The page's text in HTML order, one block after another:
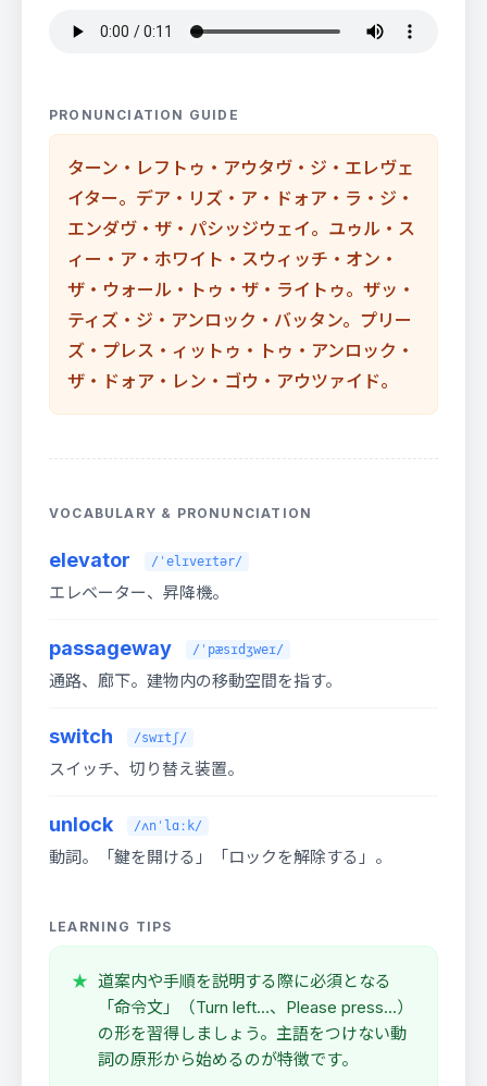
PRONUNCIATION GUIDE
ターン・レフトゥ・アウタヴ・ジ・エレヴェ
イター。デア・リズ・ア・ドォア・ラ・ジ・
エンダヴ・ザ・パシッジウェイ。ユゥル・ス
ィー・ア・ホワイト・スウィッチ・オン・
ザ・ウォール・トゥ・ザ・ライトゥ。ザッ・
ティズ・ジ・アンロック・バッタン。プリー
ズ・プレス・ィットゥ・トゥ・アンロック・
ザ・ドォア・レン・ゴウ・アウツァイド。
VOCABULARY & PRONUNCIATION
elevator /ˈelɪveɪtər/
エレベーター、昇降機。
passageway /ˈpæsɪdʒweɪ/
通路、廊下。建物内の移動空間を指す。
switch /swɪtʃ/
スイッチ、切り替え装置。
unlock /ʌnˈlɑːk/
動詞。「鍵を開ける」「ロックを解除する」。
LEARNING TIPS
道案内や手順を説明する際に必須となる
「命令文」（Turn left...、Please press...）
の形を習得しましょう。主語をつけない動
詞の原形から始めるのが特徴です。